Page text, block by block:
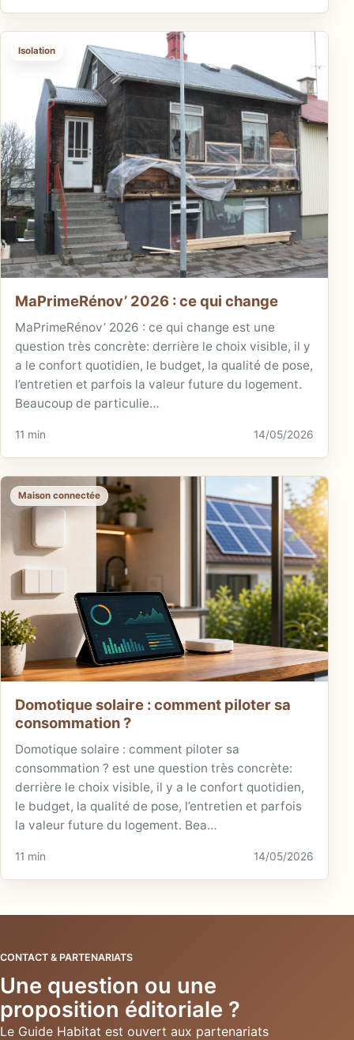
Isolation
MaPrimeRénov’ 2026 : ce qui change
MaPrimeRénov’ 2026 : ce qui change est une
question très concrète: derrière le choix visible, il y
a le confort quotidien, le budget, la qualité de pose,
l’entretien et parfois la valeur future du logement.
Beaucoup de particulie…
11 min 14/05/2026
Maison connectée
Domotique solaire : comment piloter sa
consommation ?
Domotique solaire : comment piloter sa
consommation ? est une question très concrète:
derrière le choix visible, il y a le confort quotidien,
le budget, la qualité de pose, l’entretien et parfois
la valeur future du logement. Bea…
11 min 14/05/2026
CONTACT & PARTENARIATS
Une question ou une
proposition éditoriale ?
Le Guide Habitat est ouvert aux partenariats